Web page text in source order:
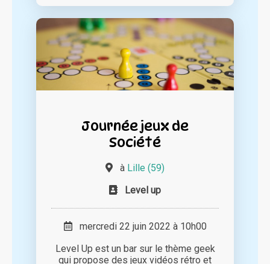
Journée jeux de
Société
à Lille (59)
Level up
mercredi 22 juin 2022 à 10h00
Level Up est un bar sur le thème geek
qui propose des jeux vidéos rétro et